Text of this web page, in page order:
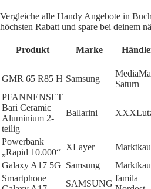
Vergleiche alle Handy Angebote in
höchsten Rabatt und spare bei deinem
Produkt Marke
GMR 65 R85 H Samsung
Saturn
PFANNENSET
Bari Ceramic
Aluminium 2-
teilig
Ballarini
Powerbank
„Rapid 10.000“
XLayer
Galaxy A17 5G Samsung
Smartphone
SAMSUNG
famila